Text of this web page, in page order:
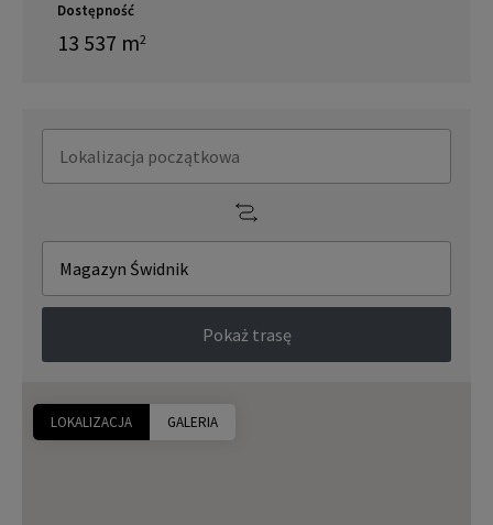
Dostępność
13 537 m2
LOKALIZACJA GALERIA
Pokaż trasę